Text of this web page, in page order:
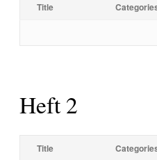
Title
Heft 2
Title